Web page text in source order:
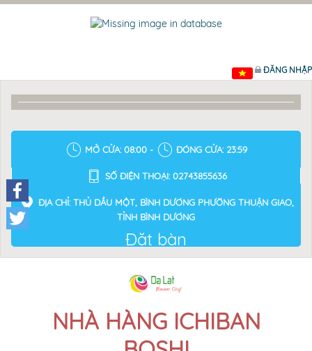
ĐĂNG NHẬP
MỞ CỬA: 08:00 - ĐÓNG CỬA: 23:59
SỐ ĐIỆN THOẠI: 02743855636
ĐỊA CHỈ: THỦ DẦU MỘT, BÌNH DƯƠNG PHƯỜNG THUẬN GIAO,
TỈNH BÌNH DƯƠNG
Đặt bàn
NHÀ HÀNG ICHIBAN
Facebook